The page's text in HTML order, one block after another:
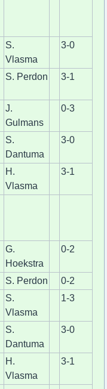
S.
Vlasma
3-0
S. Perdon 3-1
J.
Gulmans
0-3
S.
Dantuma
3-0
H.
Vlasma
3-1
G.
Hoekstra
0-2
S. Perdon
0-2
S.
Vlasma
1-3
S.
Dantuma
3-0
H.
Vlasma
3-1